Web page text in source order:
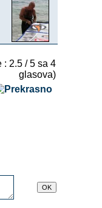
: 2.5 / 5 sa 4
glasova)